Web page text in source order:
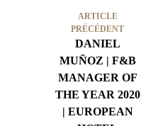
ARTICLE
PRÉCÉDENT
DANIEL
MUÑOZ | F&B
MANAGER OF
THE YEAR 2020
| EUROPEAN